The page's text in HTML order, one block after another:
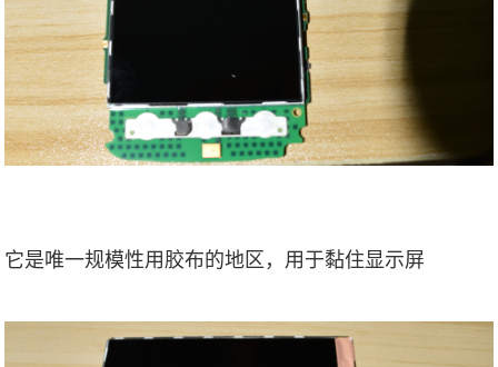
它是唯一规模性用胶布的地区，用于黏住显示屏